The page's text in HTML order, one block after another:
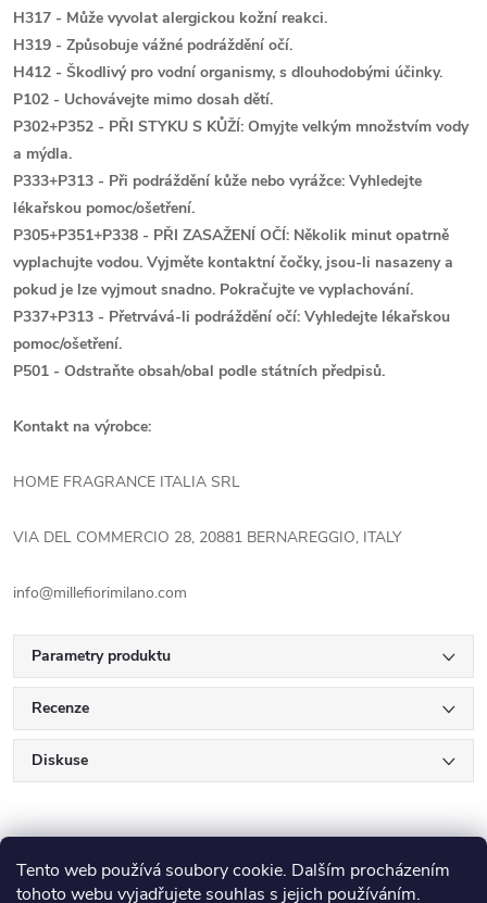
Tento web používá soubory cookie. Dalším procházením
tohoto webu vyjadřujete souhlas s jejich používáním.
H317 - Může vyvolat alergickou kožní reakci.
H319 - Způsobuje vážné podráždění očí.
H412 - Škodlivý pro vodní organismy, s dlouhodobými účinky.
P102 - Uchovávejte mimo dosah dětí.
P302+P352 - PŘI STYKU S KŮŽÍ: Omyjte velkým množstvím vody
a mýdla.
P333+P313 - Při podráždění kůže nebo vyrážce: Vyhledejte
lékařskou pomoc/ošetření.
P305+P351+P338 - PŘI ZASAŽENÍ OČÍ: Několik minut opatrně
vyplachujte vodou. Vyjměte kontaktní čočky, jsou-li nasazeny a
pokud je lze vyjmout snadno. Pokračujte ve vyplachování.
P337+P313 - Přetrvává-li podráždění očí: Vyhledejte lékařskou
pomoc/ošetření.
P501 - Odstraňte obsah/obal podle státních předpisů.
Kontakt na výrobce:
HOME FRAGRANCE ITALIA SRL
VIA DEL COMMERCIO 28, 20881 BERNAREGGIO, ITALY
info@millefiorimilano.com
Parametry produktu
Recenze
Diskuse